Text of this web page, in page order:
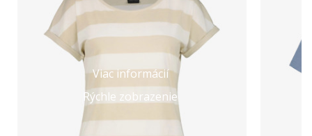
Viac informácií
Rýchle zobrazenie